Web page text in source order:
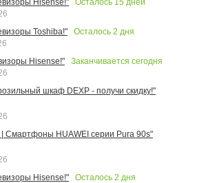
Toshiba!"
Осталось 2 дня
Hisense!"
Заканчивается сегодня
шкаф DEXP - получи скидку!"
Смартфоны HUAWEI серии Pura 90s"
Hisense!"
Осталось 2 дня